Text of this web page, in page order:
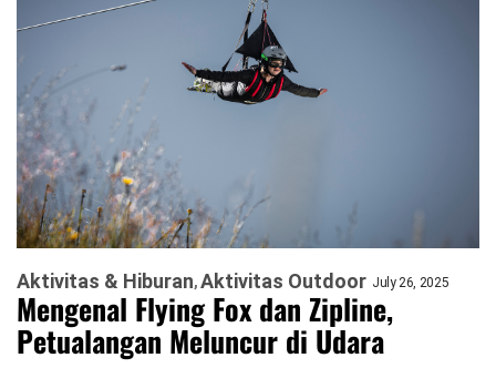
Aktivitas & Hiburan Aktivitas Outdoor July 26, 2025
Mengenal Flying Fox dan Zipline,
Petualangan Meluncur di Udara